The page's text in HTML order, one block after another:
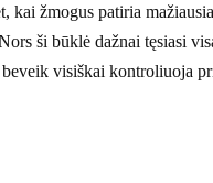
kai žmogus patiria
ši būklė dažnai tęsiasi
visiškai kontroliuoja